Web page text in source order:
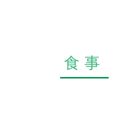
食事